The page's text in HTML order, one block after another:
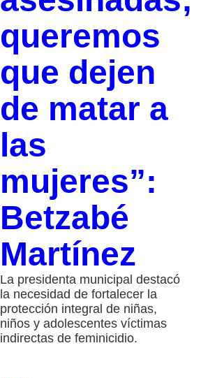
queremos
que dejen
de matar a
las
mujeres”:
Betzabé
Martínez
La presidenta municipal destacó
la necesidad de fortalecer la
protección integral de niñas,
niños y adolescentes víctimas
indirectas de feminicidio.